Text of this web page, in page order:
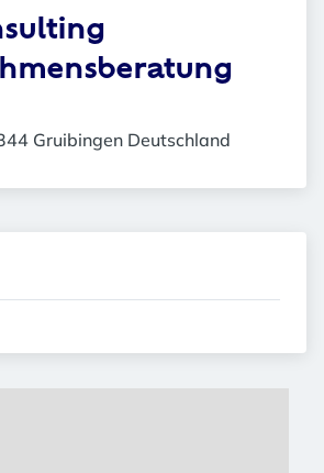
Gruibingen Deutschland